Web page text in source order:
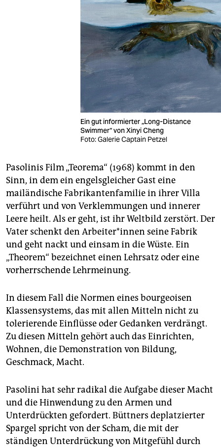
Ein gut informierter „Long-Distance
Swimmer“ von Xinyi Cheng​
Foto: Galerie Captain Petzel
Pasolinis Film „Teorema“ (1968) kommt in den
Sinn, in dem ein engelsgleicher Gast eine
mailändische Fabrikantenfamilie in ihrer Villa
verführt und von Verklemmungen und innerer
Leere heilt. Als er geht, ist ihr Weltbild zerstört. Der
Vater schenkt den Ar­bei­te­r*in­nen seine Fabrik
und geht nackt und einsam in die Wüste. Ein
„Theorem“ bezeichnet einen Lehrsatz oder eine
vorherrschende Lehrmeinung.
In diesem Fall die Normen eines bourgeoisen
Klassensystems, das mit allen Mitteln nicht zu
tolerierende Einflüsse oder Gedanken verdrängt.
Zu diesen Mitteln gehört auch das Einrichten,
Wohnen, die Demonstration von Bildung,
Geschmack, Macht.
Pasolini hat sehr radikal die Aufgabe dieser Macht
und die Hinwendung zu den Armen und
Unterdrückten gefordert. Büttners deplatzierter
Spargel spricht von der Scham, die mit der
ständigen Unterdrückung von Mitgefühl durch